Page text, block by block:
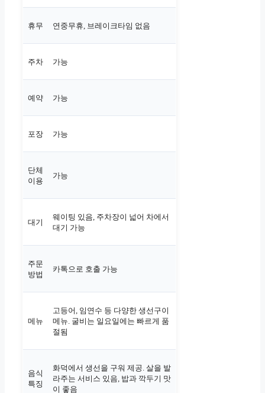
휴무 연중무휴, 브레이크타임 없음
주차 가능
예약 가능
포장 가능
단체
이용
가능
대기
웨이팅 있음, 주차장이 넓어 차에서
대기 가능
주문
방법
카톡으로 호출 가능
메뉴
고등어, 임연수 등 다양한 생선구이
메뉴. 굴비는 일요일에는 빠르게 품
절됨
음식
특징
화덕에서 생선을 구워 제공. 살을 발
라주는 서비스 있음, 밥과 깍두기 맛
이 좋음